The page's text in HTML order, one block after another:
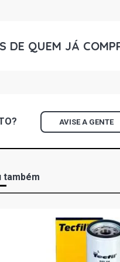
DE QUEM JÁ
AVISE A GENTE
também